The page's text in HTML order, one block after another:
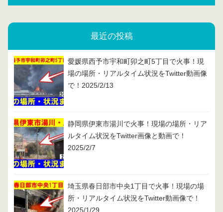
最近の投稿
愛媛県西予市宇和町卯之町5丁目で火事！現
場の場所・リアルタイム状況をTwitter動画像
で！2025/2/13
静岡県伊東市湯川で火事！現場の場所・リア
ルタイム状況をTwitter画像と動画で！
2025/2/7
埼玉県春日部市中央1丁目で火事！現場の場
所・リアルタイム状況をTwitter動画像で！
2025/1/29